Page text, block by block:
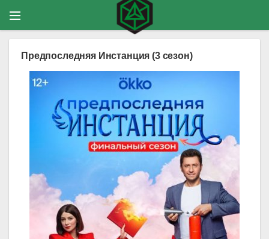
Предпоследняя Инстанция (3 сезон)